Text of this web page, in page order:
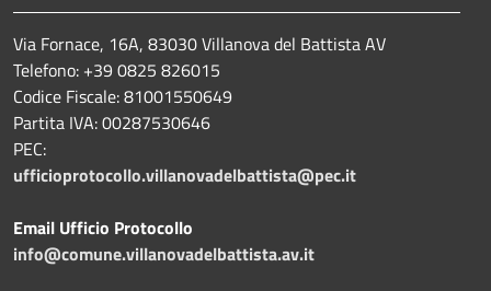
Via Fornace, 16A, 83030 Villanova del Battista AV
Telefono: +39 0825 826015
Codice Fiscale: 81001550649
Partita IVA: 00287530646
PEC:
ufficioprotocollo.villanovadelbattista@pec.it
Email Ufficio Protocollo
info@comune.villanovadelbattista.av.it